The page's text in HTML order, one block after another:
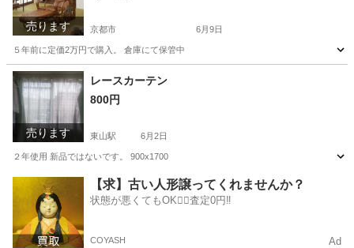
売ります 京都市 6月9日
５年前に定価2万円で購入。 倉庫にて保管中
京都 京都市
売ります
レースカーテン
800円
東山駅 6月2日
２年使用 新品ではないです。 900x1700
東山駅 カーテン、ブラインド カーテン
【求】古い人形譲ってくれませんか？
状態が悪くてもOK🙆‍♀️査定0円‼️
COYASH Ad